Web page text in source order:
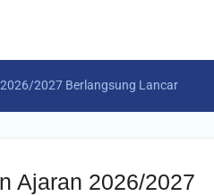
2027 Berlangsung Lancar
Ajaran 2026/2027